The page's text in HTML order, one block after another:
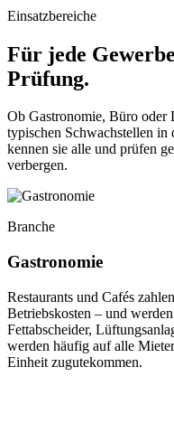
Einsatzbereiche
Für jede
Prüfung.
Ob Gastronomie, Büro oder
typischen Schwachstellen in
kennen sie alle und prüfen
verbergen.
Branche
Gastronomie
Restaurants und Cafés
Betriebskosten – und
Fettabscheider,
werden häufig auf alle
Einheit zugutekommen.